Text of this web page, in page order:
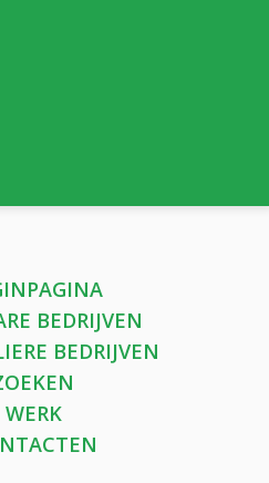
BEDRIJVEN
BEDRIJVEN
WERK